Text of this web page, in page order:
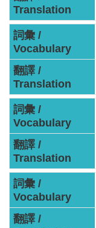
便
民
服
務
資
訊
服
務
關
於
本
署